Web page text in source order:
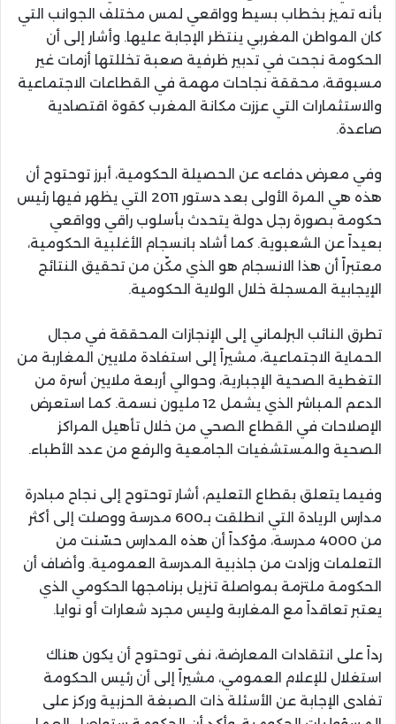
بأنه تميز بخطاب بسيط وواقعي لمس مختلف الجوانب التي
كان المواطن المغربي ينتظر الإجابة عليها. وأشار إلى أن
الحكومة نجحت في تدبير ظرفية صعبة تخللتها أزمات غير
مسبوقة، محققة نجاحات مهمة في القطاعات الاجتماعية
والاستثمارات التي عززت مكانة المغرب كقوة اقتصادية
صاعدة.
وفي معرض دفاعه عن الحصيلة الحكومية، أبرز توحتوح أن
هذه هي المرة الأولى بعد دستور 2011 التي يظهر فيها رئيس
حكومة بصورة رجل دولة يتحدث بأسلوب راقي وواقعي
بعيداً عن الشعبوية. كما أشاد بانسجام الأغلبية الحكومية،
معتبراً أن هذا الانسجام هو الذي مكّن من تحقيق النتائج
الإيجابية المسجلة خلال الولاية الحكومية.
تطرق النائب البرلماني إلى الإنجازات المحققة في مجال
الحماية الاجتماعية، مشيراً إلى استفادة ملايين المغاربة من
التغطية الصحية الإجبارية، وحوالي أربعة ملايين أسرة من
الدعم المباشر الذي يشمل 12 مليون نسمة. كما استعرض
الإصلاحات في القطاع الصحي من خلال تأهيل المراكز
الصحية والمستشفيات الجامعية والرفع من عدد الأطباء.
وفيما يتعلق بقطاع التعليم، أشار توحتوح إلى نجاح مبادرة
مدارس الريادة التي انطلقت بـ600 مدرسة ووصلت إلى أكثر
من 4000 مدرسة، مؤكداً أن هذه المدارس حسّنت من
التعلمات وزادت من جاذبية المدرسة العمومية. وأضاف أن
الحكومة ملتزمة بمواصلة تنزيل برنامجها الحكومي الذي
يعتبر تعاقداً مع المغاربة وليس مجرد شعارات أو نوايا.
رداً على انتقادات المعارضة، نفى توحتوح أن يكون هناك
استغلال للإعلام العمومي، مشيراً إلى أن رئيس الحكومة
تفادى الإجابة عن الأسئلة ذات الصبغة الحزبية وركز على